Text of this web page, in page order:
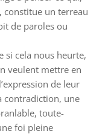
constitue un terreau
de paroles ou
si cela nous heurte,
veulent mettre en
de leur
contradiction, une
toute-
foi pleine